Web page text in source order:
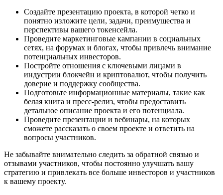
Создайте презентацию проекта, в которой четко и
понятно изложите цели, задачи, преимущества и
перспективы вашего токенсейла.
Проведите маркетинговые кампании в социальных
сетях, на форумах и блогах, чтобы привлечь внимание
потенциальных инвесторов.
Постройте отношения с ключевыми лицами в
индустрии блокчейн и криптовалют, чтобы получить
доверие и поддержку сообщества.
Подготовьте информационные материалы, такие как
белая книга и пресс-релиз, чтобы предоставить
детальное описание проекта и его потенциала.
Проведите презентации и вебинары, на которых
сможете рассказать о своем проекте и ответить на
вопросы участников.
Не забывайте внимательно следить за обратной связью и
отзывами участников, чтобы постоянно улучшать вашу
стратегию и привлекать все больше инвесторов и участников
к вашему проекту.